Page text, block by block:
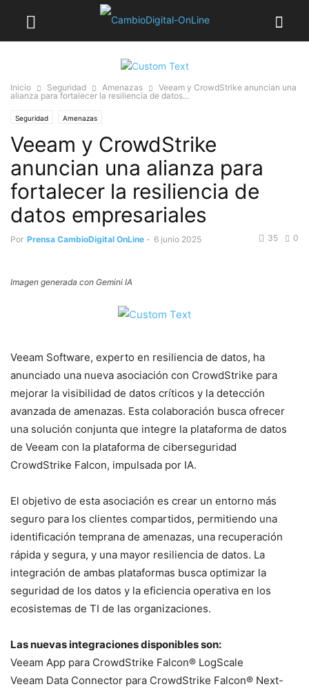
Inicio Seguridad Amenazas
Veeam y CrowdStrike anuncian una
alianza para fortalecer la resiliencia de datos...
Seguridad Amenazas
Veeam y CrowdStrike
anuncian una alianza para
fortalecer la resiliencia de
datos empresariales
Por Prensa CambioDigital OnLine - 6 junio 2025 0
35
Imagen generada con Gemini IA
Veeam Software, experto en resiliencia de datos, ha
anunciado una nueva asociación con CrowdStrike para
mejorar la visibilidad de datos críticos y la detección
avanzada de amenazas. Esta colaboración busca ofrecer
una solución conjunta que integre la plataforma de datos
de Veeam con la plataforma de ciberseguridad
CrowdStrike Falcon, impulsada por IA.
El objetivo de esta asociación es crear un entorno más
seguro para los clientes compartidos, permitiendo una
identificación temprana de amenazas, una recuperación
rápida y segura, y una mayor resiliencia de datos. La
integración de ambas plataformas busca optimizar la
seguridad de los datos y la eficiencia operativa en los
ecosistemas de TI de las organizaciones.
Las nuevas integraciones disponibles son:
Veeam App para CrowdStrike Falcon® LogScale
Veeam Data Connector para CrowdStrike Falcon® Next-